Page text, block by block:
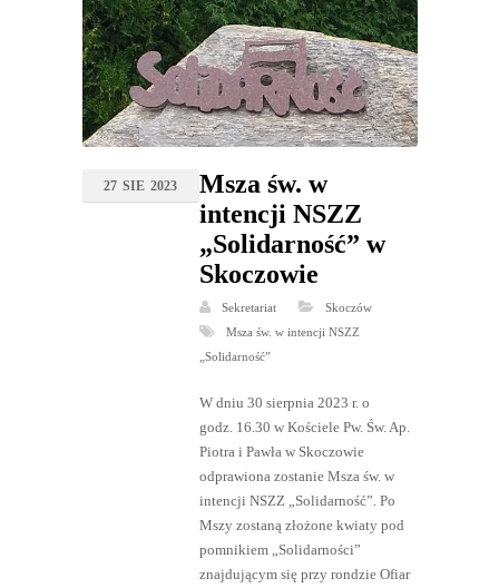
27 SIE 2023
Msza św. w
intencji NSZZ
„Solidarność” w
Skoczowie
Sekretariat
Skoczów
Msza św. w intencji NSZZ
„Solidarność”
W dniu 30 sierpnia 2023 r. o
godz. 16.30 w Kościele Pw. Św. Ap.
Piotra i Pawła w Skoczowie
odprawiona zostanie Msza św. w
intencji NSZZ „Solidarność”. Po
Mszy zostaną złożone kwiaty pod
pomnikiem „Solidarności”
znajdującym się przy rondzie Ofiar